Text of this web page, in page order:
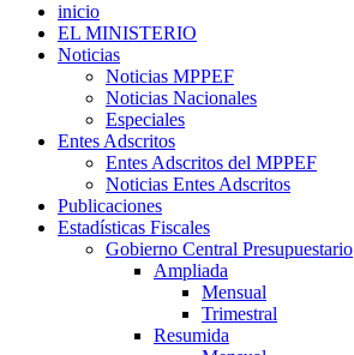
inicio
EL MINISTERIO
Noticias
Noticias MPPEF
Noticias Nacionales
Especiales
Entes Adscritos
Entes Adscritos del MPPEF
Noticias Entes Adscritos
Publicaciones
Estadísticas Fiscales
Gobierno Central Presupuestario
Ampliada
Mensual
Trimestral
Resumida